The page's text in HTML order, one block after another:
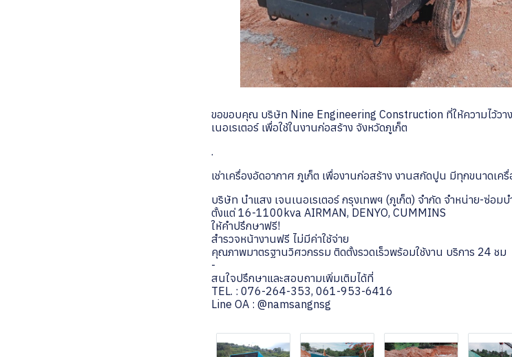
ขอขอบคุณ บริษัท Nine Engineering Construction ที่ให้ความไว้วาง
เนอเรเตอร์ เพื่อใช้ในงานก่อสร้าง จังหวัดภูเก็ต
.
เช่าเครื่องอัดอากาศ ภูเก็ต เพื่องานก่อสร้าง งานสกัดปูน มีทุกขนาดเครื่
บริษัท นำแสง เจนเนอเรเตอร์ กรุงเทพฯ (ภูเก็ต) จำกัด จำหน่าย-ซ่อม
ตั้งแต่ 16-1100kva AIRMAN, DENYO, CUMMINS
ให้คำปรึกษาฟรี!
สำรวจหน้างานฟรี ไม่มีค่าใช้จ่าย
คุณภาพมาตรฐานวิศวกรรม ติดตั้งรวดเร็วพร้อมใช้งาน บริการ 24 ชม
-
สนใจปรึกษาและสอบถามเพิ่มเติมได้ที่
TEL. : 076-264-353, 061-953-6416
Line OA : @namsangnsg